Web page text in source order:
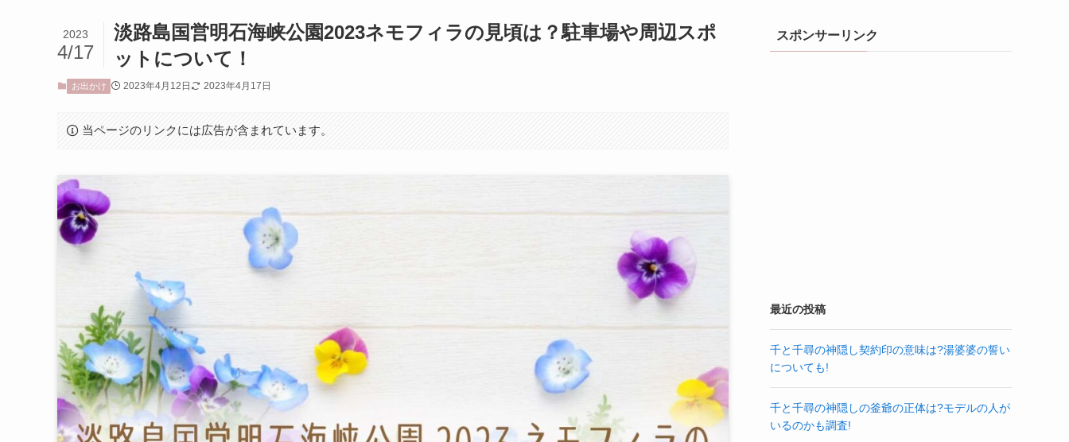
淡路島国営明石海峡公園2023ネモフィラの見頃は？駐車場や周辺スポ
ットについて！
2023
4/17
お出かけ 2023年4月12日 2023年4月17日
当ページのリンクには広告が含まれています。
スポンサーリンク
最近の投稿
千と千尋の神隠し契約印の意味は?湯婆婆の誓い
についても!
千と千尋の神隠しの釜爺の正体は?モデルの人が
いるのかも調査!